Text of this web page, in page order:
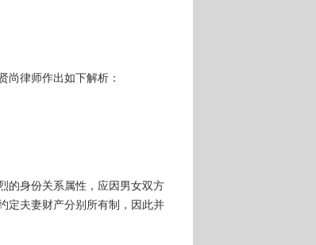
尚律师作出如下解析：
的身份关系属性，应因男女双方
定夫妻财产分别所有制，因此并